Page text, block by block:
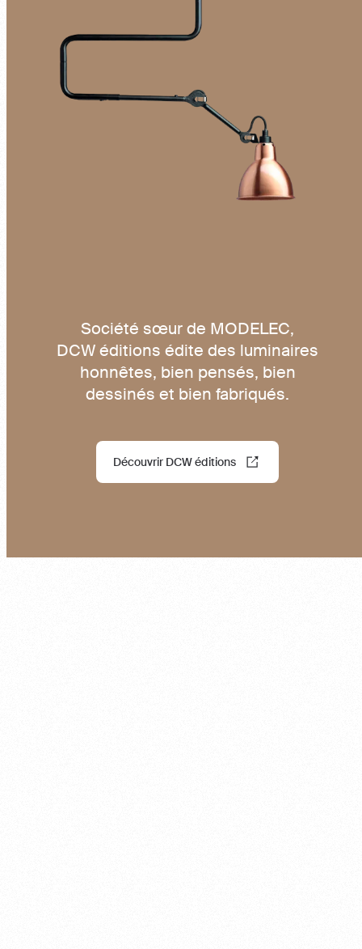
Société sœur de MODELEC,
DCW éditions édite des luminaires
honnêtes, bien pensés, bien
dessinés et bien fabriqués.
Découvrir DCW éditions